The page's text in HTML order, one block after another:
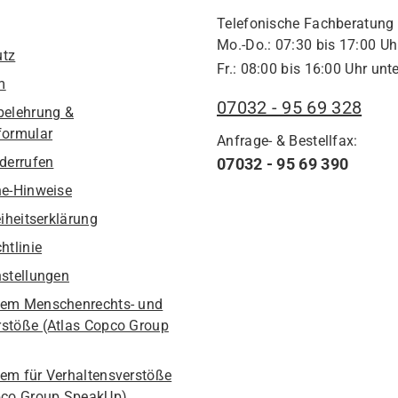
Telefonische Fachberatung
Mo.-Do.: 07:30 bis 17:00
Fr.: 08:00 bis 16:00 Uhr
07032 - 95 69 328
Anfrage- & Bestellfax:
07032 - 95 69 390
&
Hinweise
Menschenrechts- und
(Atlas Copco Group
für Verhaltensverstöße